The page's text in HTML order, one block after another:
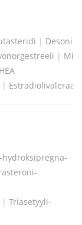
| Desonide
|
|
hydroksipregna-
| Triasetyyli-